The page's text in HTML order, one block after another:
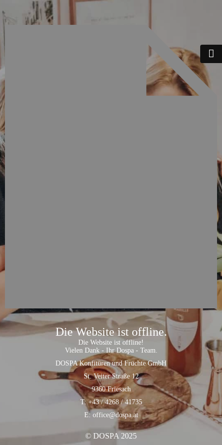
Die Website ist offline.
Die Website ist offline!
Vielen Dank - Ihr Dospa - Team.
DOSPA Konfitüren und Früchte GmbH
St. Veiter Straße 12
9360 Friesach
T: +43 / 4268 / 41735
E: office@dospa.at
© DOSPA 2025